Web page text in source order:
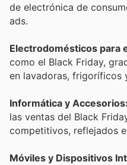
de electrónica de
ads.
Electrodomésticos para
como el Black Friday,
en lavadoras, frigoríficos
Informática y Accesorios:
las ventas del Black
competitivos, reflejados
Móviles y Dispositivos